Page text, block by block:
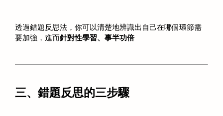
透過錯題反思法，你可以清楚地辨識出自己在哪個環節需
要加強，進而針對性學習、事半功倍
三、錯題反思的三步驟